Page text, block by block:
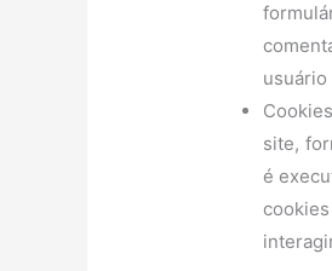
site,
é